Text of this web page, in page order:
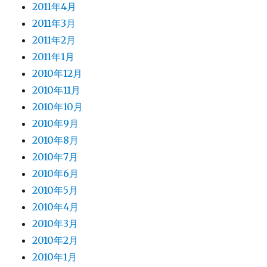
2011年4月
2011年3月
2011年2月
2011年1月
2010年12月
2010年11月
2010年10月
2010年9月
2010年8月
2010年7月
2010年6月
2010年5月
2010年4月
2010年3月
2010年2月
2010年1月